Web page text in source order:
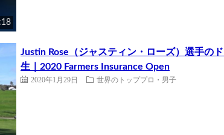
Justin Rose（ジャスティン・ローズ）選手の
生｜2020 Farmers Insurance Open
2020年1月29日 世界のトッププロ・男子